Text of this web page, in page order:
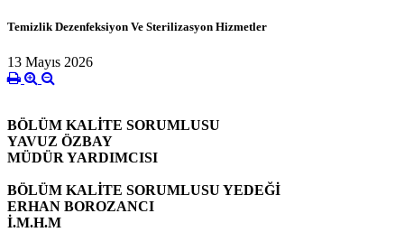
Temizlik Dezenfeksiyon Ve Sterilizasyon Hizmetler
13 Mayıs 2026
BÖLÜM KALİTE SORUMLUSU
YAVUZ ÖZBAY
MÜDÜR YARDIMCISI
BÖLÜM KALİTE SORUMLUSU YEDEĞİ
ERHAN BOROZANCI
İ.M.H.M